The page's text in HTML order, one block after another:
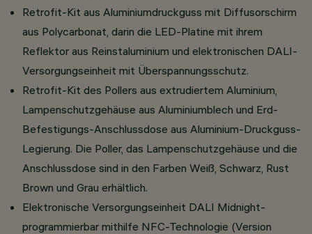
Retrofit-Kit aus Aluminiumdruckguss mit Diffusorschirm
aus Polycarbonat, darin die LED-Platine mit ihrem
Reflektor aus Reinstaluminium und elektronischen DALI-
Versorgungseinheit mit Überspannungsschutz.
Retrofit-Kit des Pollers aus extrudiertem Aluminium,
Lampenschutzgehäuse aus Aluminiumblech und Erd-
Befestigungs-Anschlussdose aus Aluminium-Druckguss-
Legierung. Die Poller, das Lampenschutzgehäuse und die
Anschlussdose sind in den Farben Weiß, Schwarz, Rust
Brown und Grau erhältlich.
Elektronische Versorgungseinheit DALI Midnight-
programmierbar mithilfe NFC-Technologie (Version